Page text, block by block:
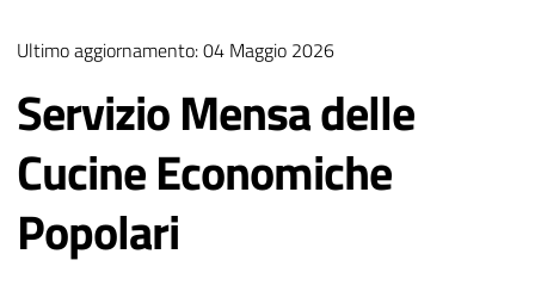
contenuto
principale
Ultimo aggiornamento:04 Maggio 2026
Servizio Mensa delle
Cucine Economiche
Popolari